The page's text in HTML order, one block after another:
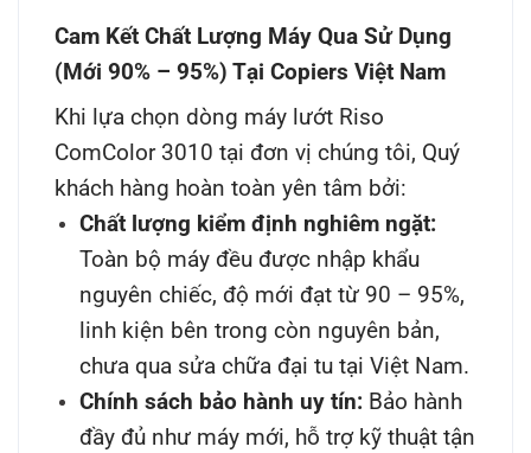
Cam Kết Chất Lượng Máy Qua Sử Dụng
(Mới 90% – 95%) Tại Copiers Việt Nam
Khi lựa chọn dòng máy lướt Riso
ComColor 3010 tại đơn vị chúng tôi, Quý
khách hàng hoàn toàn yên tâm bởi:
Chất lượng kiểm định nghiêm ngặt:
Toàn bộ máy đều được nhập khẩu
nguyên chiếc, độ mới đạt từ 90 – 95%,
linh kiện bên trong còn nguyên bản,
chưa qua sửa chữa đại tu tại Việt Nam.
Chính sách bảo hành uy tín: Bảo hành
đầy đủ như máy mới, hỗ trợ kỹ thuật tận